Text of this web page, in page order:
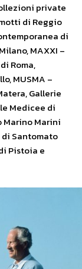
private
di Reggio
di
MAXXI –
Roma,
MUSMA –
Gallerie
Medicee di
Marino Marini
Santomato
Pistoia e